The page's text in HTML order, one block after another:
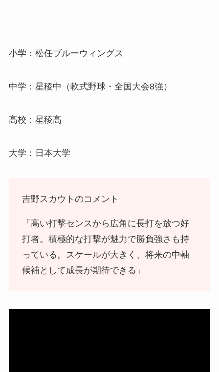
小学：松任ブルーウィングス
中学：星稜中（軟式野球・全国大会8強）
高校：星稜高
大学：日本大学
吉野スカウトのコメント
「高い打撃センスから広角に長打を放つ好
打者。積極的な打撃が魅力で勝負強さも持
っている。スケールが大きく、将来の中軸
候補として成長が期待できる」